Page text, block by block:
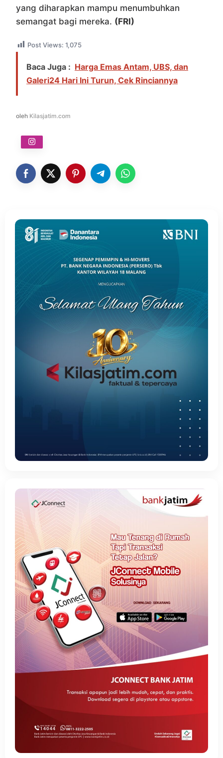
yang diharapkan mampu menumbuhkan
semangat bagi mereka. (FRI)
Post Views: 1,075
Baca Juga : Harga Emas Antam, UBS, dan
Galeri24 Hari Ini Turun, Cek Rinciannya
oleh Kilasjatim.com